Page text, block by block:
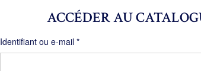
ACCÉDER AU
Identifiant ou e-mail *Obligatoire